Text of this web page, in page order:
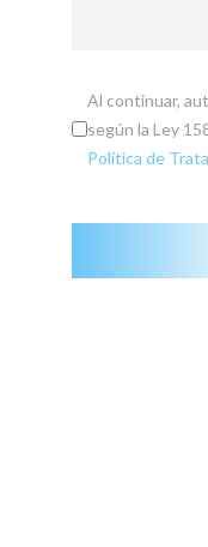
Al continuar,
según la Ley
Política de